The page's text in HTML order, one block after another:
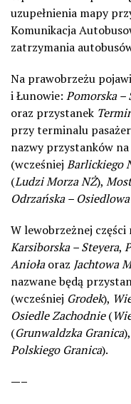
uzupełnienia mapy
Komunikacja
zatrzymania
Na prawobrzeżu
i Łunowie: Pomorska –
oraz przystanek
przy terminalu
nazwy przystanków na
(wcześniej Barlickiego
(Ludzi Morza NŻ),
Odrzańska – Osiedlowa
W lewobrzeżnej
Karsiborska – Steyera,
Aniołaoraz Jachtowa
nazwane będą
(wcześniej Grodek),
Osiedle Zachodnie(
(Grunwaldzka Granica),
Polskiego Granica).
—–